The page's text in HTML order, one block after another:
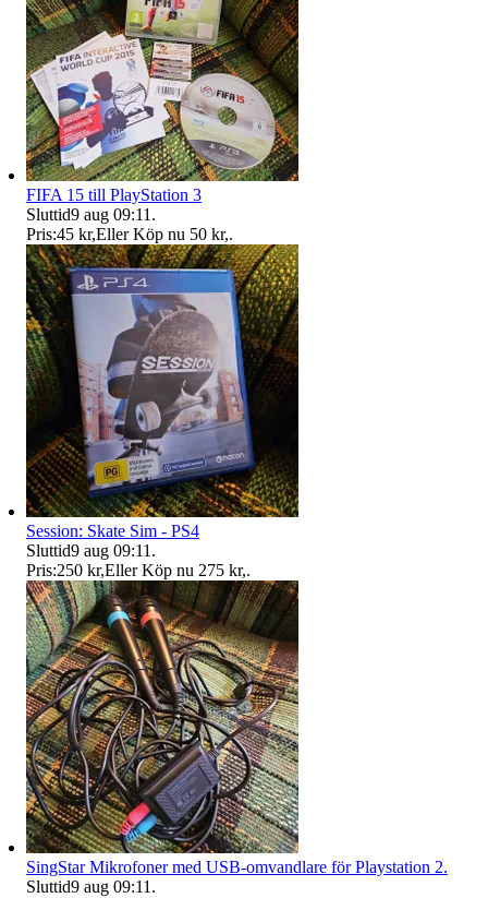
FIFA 15 till PlayStation 3
Sluttid9 aug 09:11 .
Pris:45 kr,Eller Köp nu 50 kr,.
Session: Skate Sim - PS4
Sluttid9 aug 09:11 .
Pris:250 kr,Eller Köp nu 275 kr,.
SingStar Mikrofoner med USB-omvandlare för Playstation 2.
Sluttid9 aug 09:11 .